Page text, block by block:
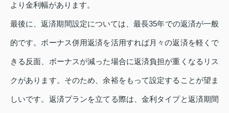
より金利幅があります。
最後に、返済期間設定については、最長35年での返済が一般
的です。ボーナス併用返済を活用すれば月々の返済を軽くで
きる反面、ボーナスが減った場合に返済負担が重くなるリス
クがあります。そのため、余裕をもって設定することが望ま
しいです。返済プランを立てる際は、金利タイプと返済期間